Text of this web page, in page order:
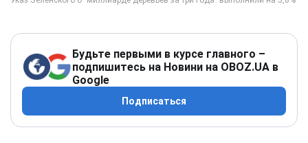
Будьте первыми в курсе главного –
подпишитесь на Новини на OBOZ.UA в
Google
Подписаться